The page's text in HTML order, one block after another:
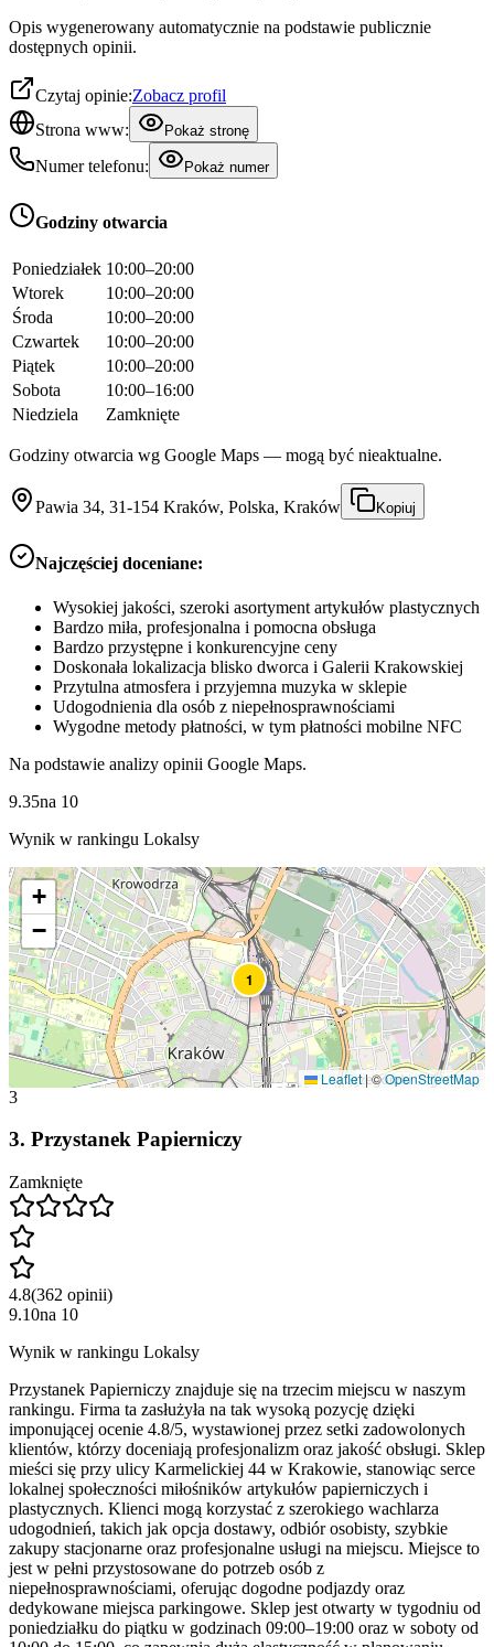
Opis wygenerowany automatycznie na podstawie publicznie
dostępnych opinii.
Czytaj opinie:Zobacz profil
Strona www:
Pokaż stronę
Numer telefonu: Pokaż numer
Godziny otwarcia
Poniedziałek 10:00–20:00
Wtorek
10:00–20:00
Środa
10:00–20:00
Czwartek
10:00–20:00
Piątek
10:00–20:00
Sobota
10:00–16:00
Niedziela
Zamknięte
Godziny otwarcia wg Google Maps — mogą być nieaktualne.
Pawia 34, 31-154 Kraków, Polska, Kraków Kopiuj
Najczęściej doceniane:
Wysokiej jakości, szeroki asortyment artykułów plastycznych
Bardzo miła, profesjonalna i pomocna obsługa
Bardzo przystępne i konkurencyjne ceny
Doskonała lokalizacja blisko dworca i Galerii Krakowskiej
Przytulna atmosfera i przyjemna muzyka w sklepie
Udogodnienia dla osób z niepełnosprawnościami
Wygodne metody płatności, w tym płatności mobilne NFC
Na podstawie analizy opinii Google Maps.
9.35na 10
Wynik w rankingu Lokalsy
1
+
−
Leaflet |©OpenStreetMap
3
3. Przystanek Papierniczy
Zamknięte
4.8(362 opinii)
9.10na 10
Wynik w rankingu Lokalsy
Przystanek Papierniczy znajduje się na trzecim miejscu w naszym
rankingu. Firma ta zasłużyła na tak wysoką pozycję dzięki
imponującej ocenie 4.8/5, wystawionej przez setki zadowolonych
klientów, którzy doceniają profesjonalizm oraz jakość obsługi. Sklep
mieści się przy ulicy Karmelickiej 44 w Krakowie, stanowiąc serce
lokalnej społeczności miłośników artykułów papierniczych i
plastycznych. Klienci mogą korzystać z szerokiego wachlarza
udogodnień, takich jak opcja dostawy, odbiór osobisty, szybkie
zakupy stacjonarne oraz profesjonalne usługi na miejscu. Miejsce to
jest w pełni przystosowane do potrzeb osób z
niepełnosprawnościami, oferując dogodne podjazdy oraz
dedykowane miejsca parkingowe. Sklep jest otwarty w tygodniu od
poniedziałku do piątku w godzinach 09:00–19:00 oraz w soboty od